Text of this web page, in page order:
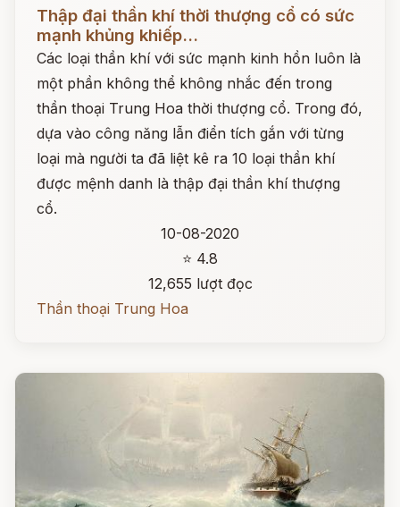
Thập đại thần khí thời thượng cổ có sức
mạnh khủng khiếp...
Các loại thần khí với sức mạnh kinh hồn luôn là
một phần không thể không nhắc đến trong
thần thoại Trung Hoa thời thượng cổ. Trong đó,
dựa vào công năng lẫn điển tích gắn với từng
loại mà người ta đã liệt kê ra 10 loại thần khí
được mệnh danh là thập đại thần khí thượng
cổ.
10-08-2020
⭐ 4.8
12,655 lượt đọc
Thần thoại Trung Hoa